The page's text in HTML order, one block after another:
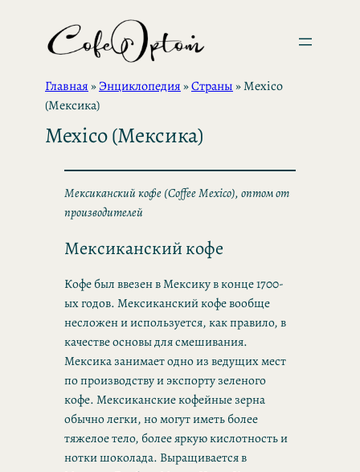
содержимому
Главная»Энциклопедия»Страны»Mexico
(Мексика)
Mexico (Мексика)
Мексиканский кофе (Coffee Mexico), оптом от
производителей
Мексиканский кофе
Кофе был ввезен в Мексику в конце 1700-
ых годов. Мексиканский кофе вообще
несложен и используется, как правило, в
качестве основы для смешивания.
Мексика занимает одно из ведущих мест
по производству и экспорту зеленого
кофе. Мексиканские кофейные зерна
обычно легки, но могут иметь более
тяжелое тело, более яркую кислотность и
нотки шоколада. Выращивается в